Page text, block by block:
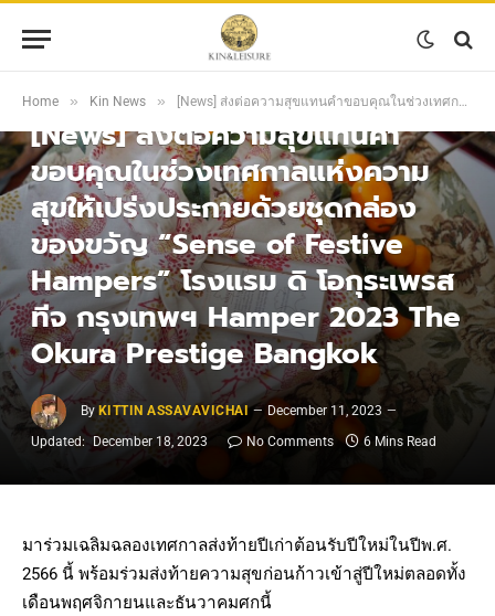
Home » Kin News » [News] ส่งต่อความสุขแทนคำขอบคุณในช่วงเทศกาลแห่งความสุขให้เปร่งประกายด้วยชุดกล่องของขวัญ “Sense of Festive Hampers” โรงแรม ดิ โอกุระเพรสทีจ กรุงเทพฯ Hamper 2023 The Okura Prestige Bangkok
[News] ส่งต่อความสุขแทนคำ
ขอบคุณในช่วงเทศกาลแห่งความ
สุขให้เปร่งประกายด้วยชุดกล่อง
ของขวัญ “Sense of Festive
Hampers” โรงแรม ดิ โอกุระเพรส
ทีจ กรุงเทพฯ Hamper 2023 The
Okura Prestige Bangkok
By KITTIN ASSAVAVICHAI
December 11, 2023
Updated:
December 18, 2023 No Comments 6 Mins Read
มาร่วมเฉลิมฉลองเทศกาลส่งท้ายปีเก่าต้อนรับปีใหม่ในปีพ.ศ.
2566 นี้ พร้อมร่วมส่งท้ายความสุขก่อนก้าวเข้าสู่ปีใหม่ตลอดทั้ง
เดือนพฤศจิกายนและธันวาคมศกนี้